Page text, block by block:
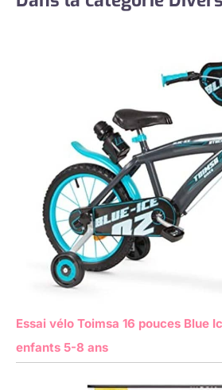
Essai vélo Toimsa 16 pouces Blue
enfants 5-8 ans